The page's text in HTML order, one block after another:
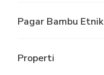
Pagar Bambu Etnik
Properti